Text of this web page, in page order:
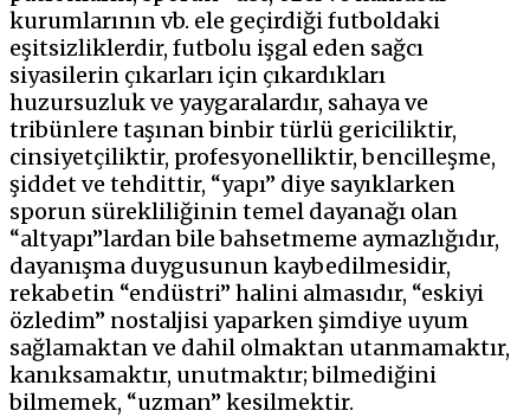
kurumlarının vb. ele geçirdiği futboldaki
eşitsizliklerdir, futbolu işgal eden sağcı
siyasilerin çıkarları için çıkardıkları
huzursuzluk ve yaygaralardır, sahaya ve
tribünlere taşınan binbir türlü gericiliktir,
cinsiyetçiliktir, profesyonelliktir, bencilleşme,
şiddet ve tehdittir, “yapı” diye sayıklarken
sporun sürekliliğinin temel dayanağı olan
“altyapı”lardan bile bahsetmeme aymazlığıdır,
dayanışma duygusunun kaybedilmesidir,
rekabetin “endüstri” halini almasıdır, “eskiyi
özledim” nostaljisi yaparken şimdiye uyum
sağlamaktan ve dahil olmaktan utanmamaktır,
kanıksamaktır, unutmaktır; bilmediğini
bilmemek, “uzman” kesilmektir.